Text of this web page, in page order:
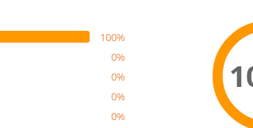
100%
0%
0%
0%
0%